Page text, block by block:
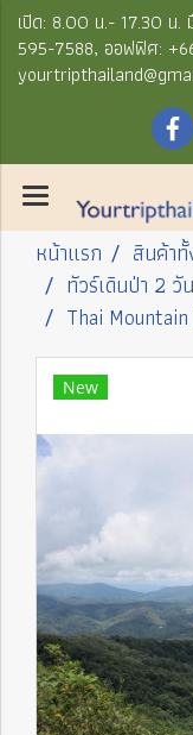
เปิด: 8.00 น.- 17.30
595-7588, ออฟฟิศ:
หน้าแรก สินค้า
ทัวร์เดินป่า 2 วั
Thai
New